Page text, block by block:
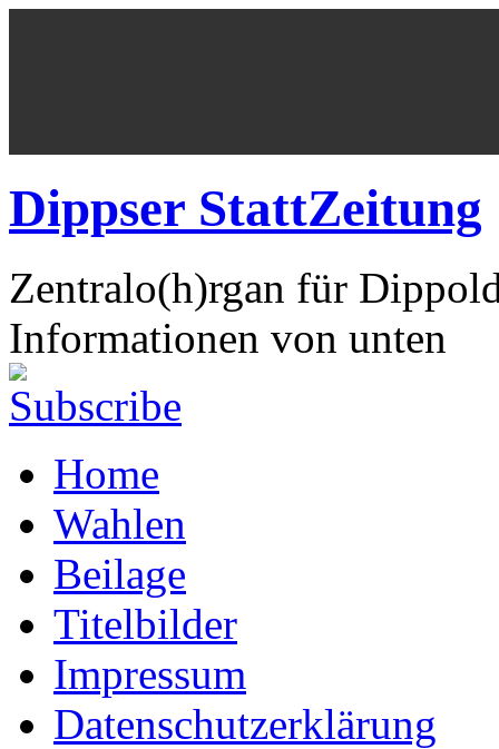
Dippser StattZeitung
Zentralo(h)rgan für
Informationen von unten
Home
Wahlen
Beilage
Titelbilder
Impressum
Datenschutzerklärung